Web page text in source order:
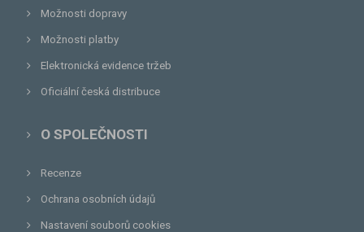
Možnosti dopravy
Možnosti platby
Elektronická evidence tržeb
Oficiální česká distribuce
O SPOLEČNOSTI
Recenze
Ochrana osobních údajů
Nastavení souborů cookies